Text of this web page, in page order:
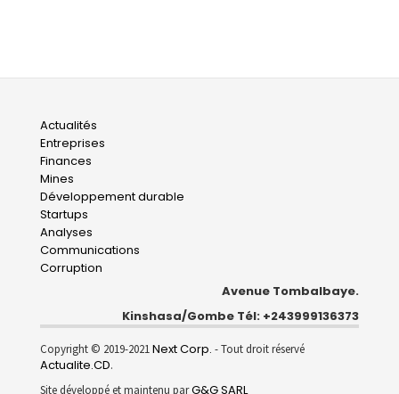
Main
navigation
Actualités
Entreprises
Finances
Mines
Développement durable
Startups
Analyses
Communications
Corruption
Avenue Tombalbaye.
Kinshasa/Gombe Tél: +243999136373
Copyright © 2019-2021Next Corp. - Tout droit réservé
Actualite.CD.
Site développé et maintenu parG&G SARL